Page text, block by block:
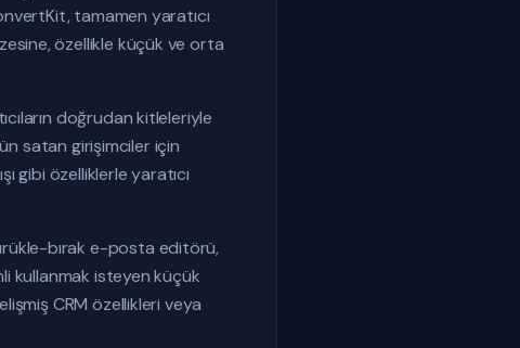
tamamen yaratıcı
özellikle küçük ve orta
doğrudan kitleleriyle
satan girişimciler için
gibi özelliklerle yaratıcı
bırak e-posta editörü,
kullanmak isteyen küçük
CRM özellikleri veya